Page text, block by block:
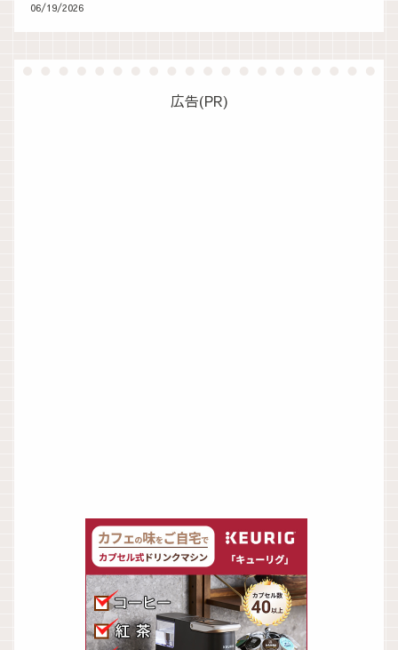
06/19/2026
広告(PR)